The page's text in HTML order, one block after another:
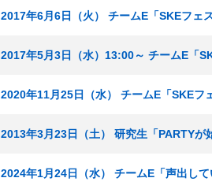
2017年6月6日（火） チームE「SKEフェ
2017年5月3日（水）13:00～ チームE「
2020年11月25日（水） チームE「SKEフ
2013年3月23日（土） 研究生「PARTYが
2024年1月24日（水） チームE「声出し